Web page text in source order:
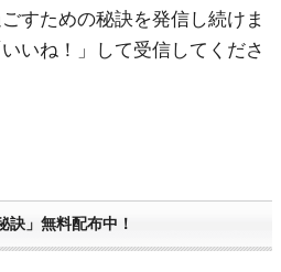
すための秘訣を発信し続けま
いね！」して受信してくださ
訣」無料配布中！